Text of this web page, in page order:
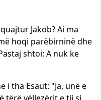
Jakob? Ai ma
hoqi parëbirninë dhe
shtoi: A nuk ke
i tha Esaut: "Ja, unë e